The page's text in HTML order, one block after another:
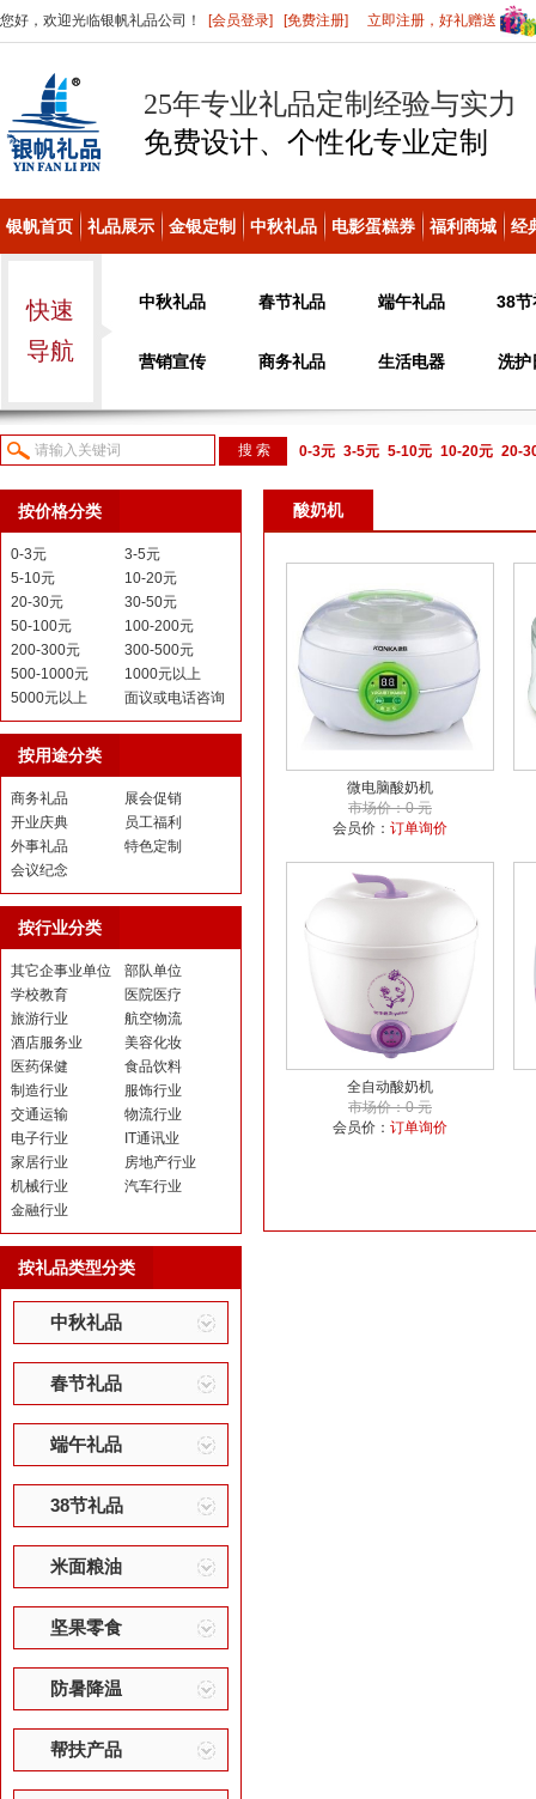
您好，欢迎光临银帆礼品公司！ [会员登录] [免费注册] 立即注册，好礼赠送
25年专业礼品定制经验与实力
免费设计、个性化专业定制
银帆首页 礼品展示 金银定制 中秋礼品 电影蛋糕券 福利商城 经
快速
导航
中秋礼品 春节礼品 端午礼品 38节
营销宣传 商务礼品 生活电器 洗护
0-3元 3-5元 5-10元 10-20元 20-
议或电话咨询
按价格分类
0-3元
3-5元
5-10元
10-20元
20-30元
30-50元
50-100元
100-200元
200-300元
300-500元
500-1000元
1000元以上
5000元以上
面议或电话咨询
按用途分类
商务礼品
展会促销
开业庆典
员工福利
外事礼品
特色定制
会议纪念
按行业分类
其它企事业单位
部队单位
学校教育
医院医疗
旅游行业
航空物流
酒店服务业
美容化妆
医药保健
食品饮料
制造行业
服饰行业
交通运输
物流行业
电子行业
IT通讯业
家居行业
房地产行业
机械行业
汽车行业
金融行业
按礼品类型分类
中秋礼品
春节礼品
端午礼品
38节礼品
米面粮油
坚果零食
防暑降温
帮扶产品
酸奶机
微电脑酸奶机
市场价：0 元
会员价： 订单询价
全自动酸奶机
市场价：0 元
会员价： 订单询价